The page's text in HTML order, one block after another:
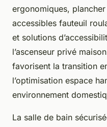
ergonomiques,
accessibles fauteuil
et solutions
l’ascenseur privé
favorisent la transition
l’optimisation espace
environnement
La salle de bain